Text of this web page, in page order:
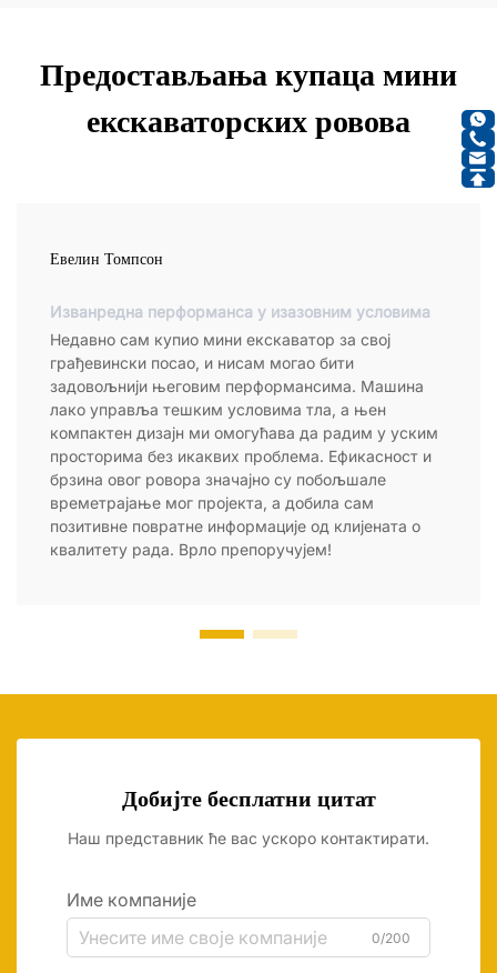
Предостављања купаца мини
екскаваторских ровова
Евелин Томпсон
Изванредна перформанса у изазовним условима
Недавно сам купио мини екскаватор за свој
грађевински посао, и нисам могао бити
задовољнији његовим перформансима. Машина
лако управља тешким условима тла, а њен
компактен дизајн ми омогућава да радим у уским
просторима без икаквих проблема. Ефикасност и
брзина овог ровора значајно су побољшале
времетрајање мог пројекта, а добила сам
позитивне повратне информације од клијената о
квалитету рада. Врло препоручујем!
Добијте бесплатни цитат
Наш представник ће вас ускоро контактирати.
Име компаније
0/200